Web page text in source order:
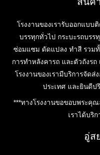
โรงงานของเรารับออกแบบ
บรรทุกทั่วไป กระบะรถบร
ซ่อมแซม ดัดแปลง ทำสี รวมทั้
การทำหลังคารถ และตัวถังร
โรงงานของเรามีบริการจัดส่
ประเทศ และยินดีป
***ทางโรงงานขอขอบพระคุ
เราได้บริ
อู่ส